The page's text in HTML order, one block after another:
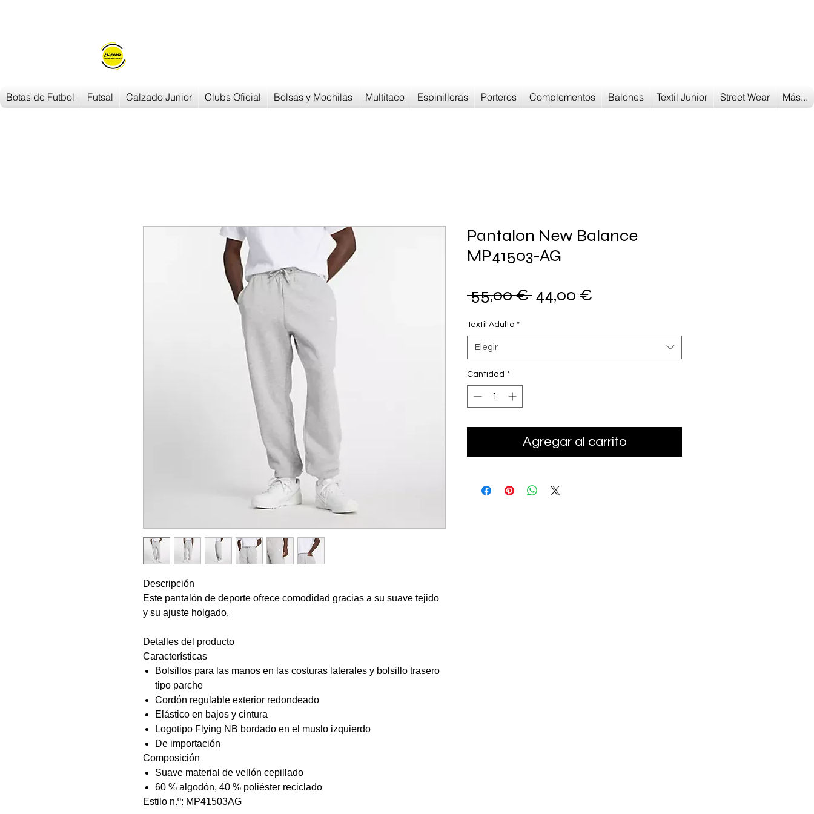
Descripción
Este pantalón de deporte ofrece comodidad gracias a su suave tejido
y su ajuste holgado.
Detalles del producto
Características
Bolsillos para las manos en las costuras laterales y bolsillo trasero
tipo parche
Cordón regulable exterior redondeado
Elástico en bajos y cintura
Logotipo Flying NB bordado en el muslo izquierdo
De importación
Composición
Suave material de vellón cepillado
60 % algodón, 40 % poliéster reciclado
Estilo n.º: MP41503AG
Pantalon New Balance
MP41503-AG
55,00 € Precio
44,00 €
oferta
Textil Adulto *
Elegir
Cantidad *
Agregar al carrito
Botas de Futbol Futsal Calzado Junior Clubs Oficial Bolsas y Mochilas Multitaco Espinilleras Porteros Complementos Balones Textil Junior Street Wear Más...